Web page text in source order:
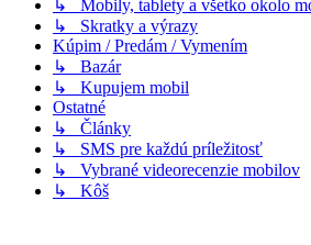
↳ Mobily, tablety a všetko okolo
↳ Skratky a výrazy
Kúpim / Predám / Vymením
↳ Bazár
↳ Kupujem mobil
Ostatné
↳ Články
↳ SMS pre každú príležitosť
↳ Vybrané videorecenzie mobilov
↳ Kôš